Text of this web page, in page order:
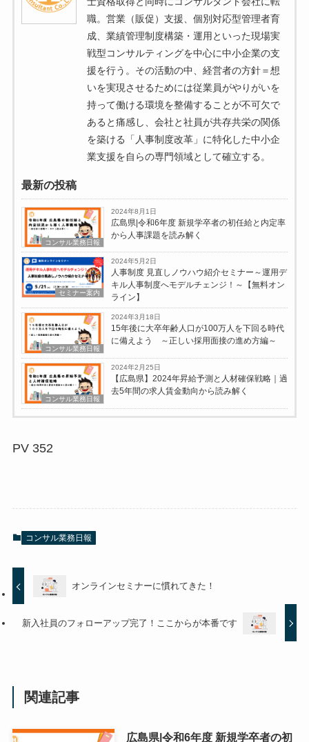
職。営業（販促）支援、個別対応型管理者育
成、業績管理制度構築・運用といった現場実
戦型コンサルティングを中心に中小企業の支
援を行う。その活動の中、経営者の方針＝想
いを実現させるためには従業員がやりがいを
持って働ける環境を整備することが不可欠で
あると痛感し、会社と社員が共存共栄の関係
を築ける「人事制度改革」に特化した中小企
業支援を自らの専門領域として確立する。
最新の投稿
コンサル業務日報
2024年8月1日
広島県|令和6年度 新規学卒者の初任給と内定率
から人事課題を読み解く
セミナー案内
2024年5月2日
人事制度 見直しノウハウ紹介セミナー～運用デ
キル人事制度へモデルチェンジ！～【無料オン
ライン】
コンサル業務日報
2024年3月18日
15年後に大卒年齢人口が100万人を下回る時代
に備えよう ～正しい採用面接の進め方編～
コンサル業務日報
2024年2月25日
【広島県】2024年昇給予測と人材確保戦略｜過
去5年間の求人賃金動向から読み解く
PV 352
コンサル業務日報
オンラインセミナーに慣れてきた！
新入社員のフォローアップ完了！ここからが本番です
関連記事
広島県|令和6年度 新規学卒者の初